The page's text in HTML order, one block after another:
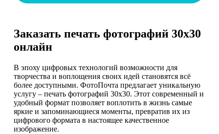
Заказать печать фотографий 30х30
онлайн
В эпоху цифровых технологий возможности для
творчества и воплощения своих идей становятся всё
более доступными. ФотоПочта предлагает уникальную
услугу – печать фотографий 30х30. Этот современный и
удобный формат позволяет воплотить в жизнь самые
яркие и запоминающиеся моменты, превратив их из
цифрового формата в настоящее качественное
изображение.